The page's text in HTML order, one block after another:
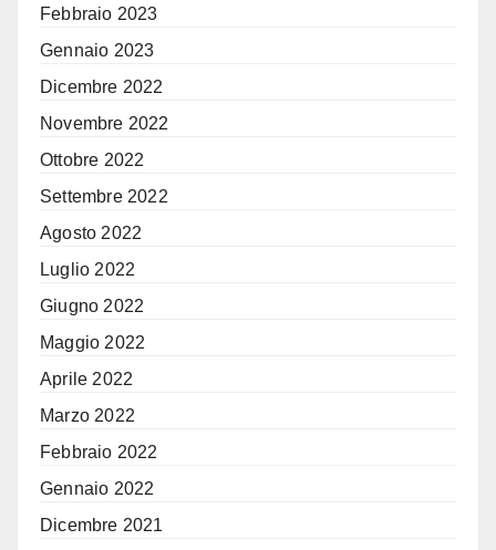
Febbraio 2023
Gennaio 2023
Dicembre 2022
Novembre 2022
Ottobre 2022
Settembre 2022
Agosto 2022
Luglio 2022
Giugno 2022
Maggio 2022
Aprile 2022
Marzo 2022
Febbraio 2022
Gennaio 2022
Dicembre 2021